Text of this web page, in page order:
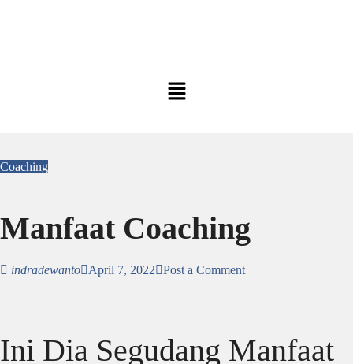
Coaching
Manfaat Coaching
indradewanto April 7, 2022 Post a Comment
Ini Dia Segudang Manfaat